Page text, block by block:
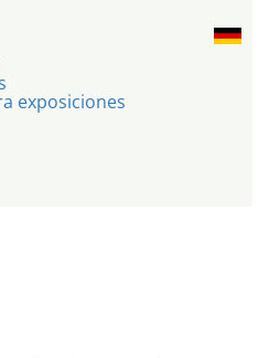
exposiciones